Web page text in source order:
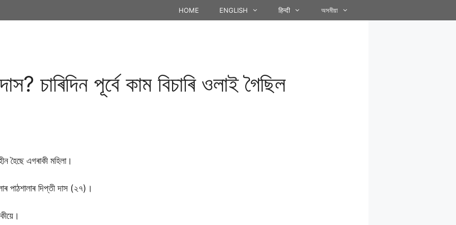
HOME ENGLISH हिन्दी অসমীয়া
চাৰিদিন পূৰ্বে কাম বিচাৰি ওলাই গৈছিল
হৈছে এগৰাকী মহিলা।
পাঠশালাৰ দিপ্তী দাস (২৭)।